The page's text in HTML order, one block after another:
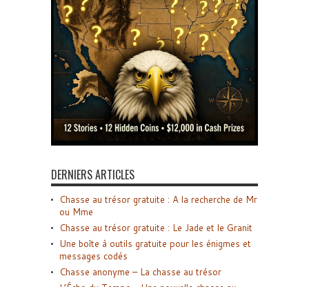
DERNIERS ARTICLES
Chasse au trésor gratuite : A la recherche de Mr
ou Mme
Chasse au trésor gratuite : Le Jade et le Granit
Une boîte à outils gratuite pour les énigmes et
messages codés
Chasse anonyme – La chasse au trésor